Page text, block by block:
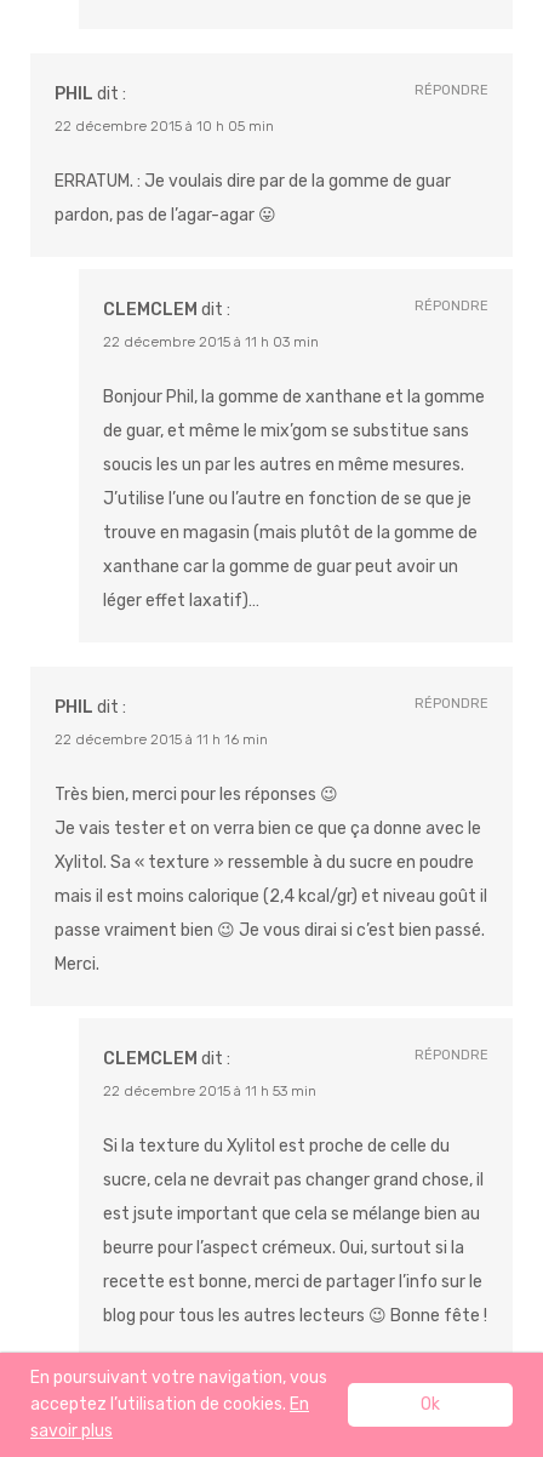
PHIL dit :
22 décembre 2015 à 10 h 05 min
ERRATUM. : Je voulais dire par de la gomme de guar
pardon, pas de l’agar-agar 😛
RÉPONDRE
CLEMCLEM dit :
22 décembre 2015 à 11 h 03 min
Bonjour Phil, la gomme de xanthane et la gomme
de guar, et même le mix’gom se substitue sans
soucis les un par les autres en même mesures.
J’utilise l’une ou l’autre en fonction de se que je
trouve en magasin (mais plutôt de la gomme de
xanthane car la gomme de guar peut avoir un
léger effet laxatif)…
RÉPONDRE
PHIL dit :
22 décembre 2015 à 11 h 16 min
Très bien, merci pour les réponses 😉
Je vais tester et on verra bien ce que ça donne avec le
Xylitol. Sa « texture » ressemble à du sucre en poudre
mais il est moins calorique (2,4 kcal/gr) et niveau goût il
passe vraiment bien 😉 Je vous dirai si c’est bien passé.
Merci.
RÉPONDRE
CLEMCLEM dit :
22 décembre 2015 à 11 h 53 min
Si la texture du Xylitol est proche de celle du
sucre, cela ne devrait pas changer grand chose, il
est jsute important que cela se mélange bien au
beurre pour l’aspect crémeux. Oui, surtout si la
recette est bonne, merci de partager l’info sur le
blog pour tous les autres lecteurs 😉 Bonne fête !
RÉPONDRE
PHILdit : RÉPONDRE
En poursuivant votre navigation, vous
acceptez l’utilisation de cookies. En
savoir plus
Ok